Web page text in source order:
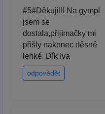
#5#Děkuji!!! Na gympl
jsem se
dostala,přijímačky mi
přišly nakonec děsně
lehké. Dík Iva
odpovědět